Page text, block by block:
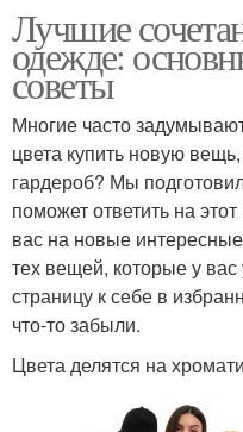
Лучшие
одежде:
советы
Многие часто
цвета купить новую
гардероб? Мы
поможет ответить на
вас на новые
тех вещей, которые у
страницу к себе в
что-то забыли.
Цвета делятся на